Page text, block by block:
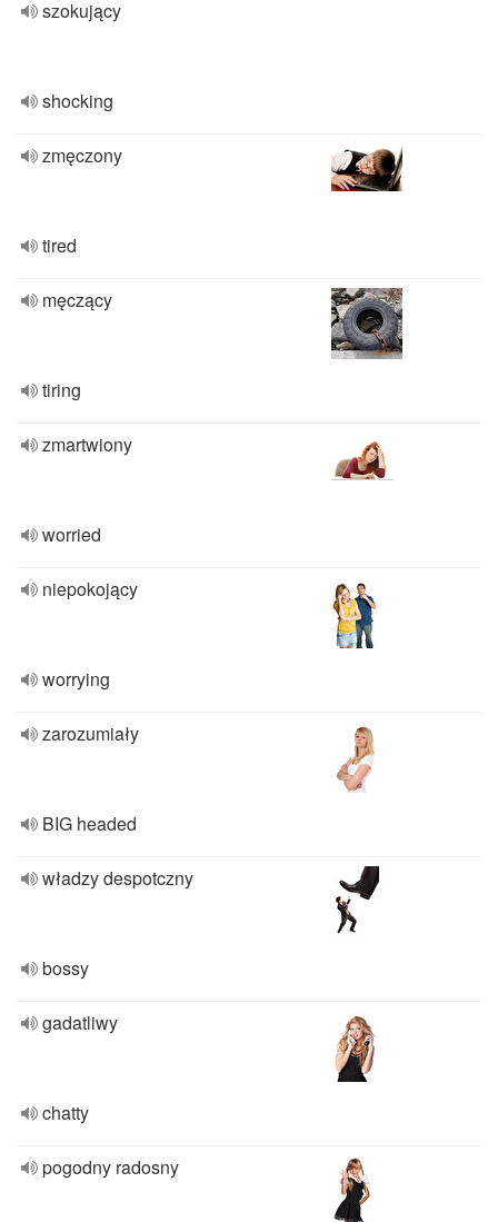
szokujący
shocking
zmęczony
tired
męczący
tiring
zmartwiony
worried
niepokojący
worrying
zarozumiały
BIG headed
władzy despotczny
bossy
gadatliwy
chatty
pogodny radosny